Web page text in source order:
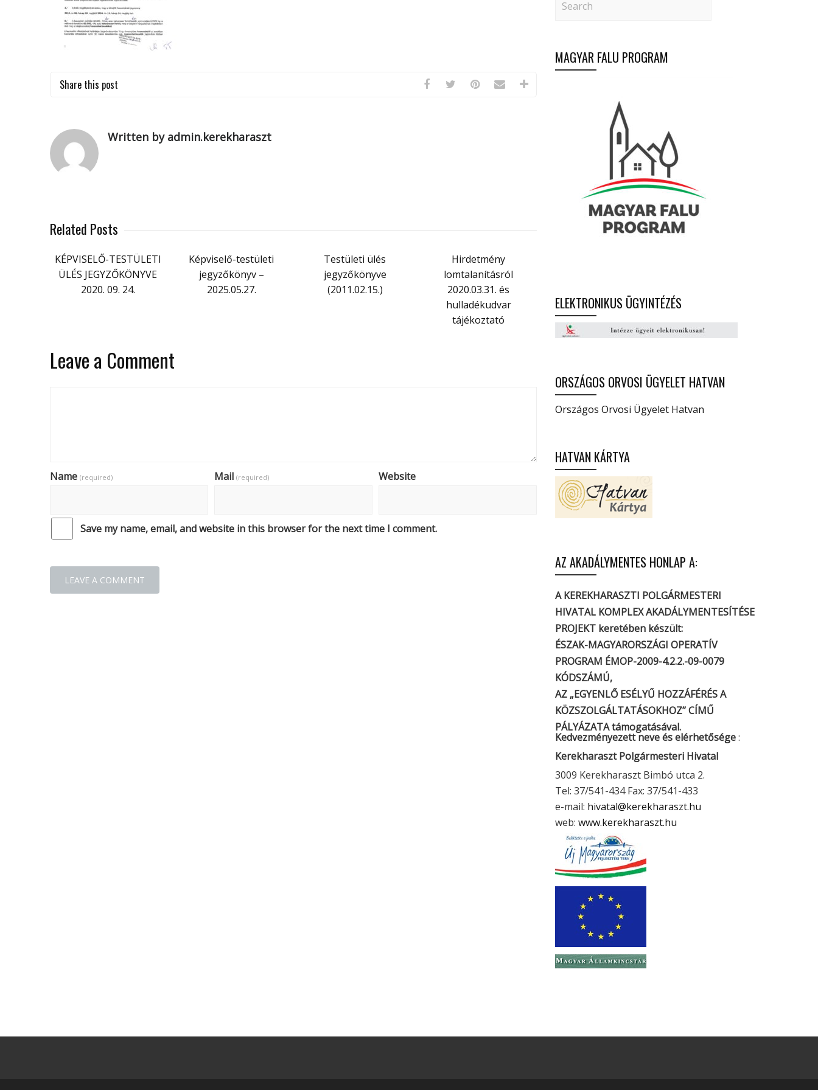
Share this post
Written by admin.kerekharaszt
Related Posts
KÉPVISELŐ-TESTÜLETI
ÜLÉS JEGYZŐKÖNYVE
2020. 09. 24.
Képviselő-testületi
jegyzőkönyv –
2025.05.27.
Testületi ülés
jegyzőkönyve
(2011.02.15.)
Hirdetmény
lomtalanításról
2020.03.31. és
hulladékudvar
tájékoztató
Leave a Comment
Name (required) Mail (required) Website
Save my name, email, and website in this browser for the next time I comment.
MAGYAR FALU PROGRAM
ELEKTRONIKUS ÜGYINTÉZÉS
ORSZÁGOS ORVOSI ÜGYELET HATVAN
Országos Orvosi Ügyelet Hatvan
HATVAN KÁRTYA
AZ AKADÁLYMENTES HONLAP A:
A KEREKHARASZTI POLGÁRMESTERI
HIVATAL KOMPLEX AKADÁLYMENTESÍTÉSE
PROJEKT keretében készült:
ÉSZAK-MAGYARORSZÁGI OPERATÍV
PROGRAM ÉMOP-2009-4.2.2.-09-0079
KÓDSZÁMÚ,
AZ „EGYENLŐ ESÉLYŰ HOZZÁFÉRÉS A
KÖZSZOLGÁLTATÁSOKHOZ” CÍMŰ
PÁLYÁZATA támogatásával.
Kedvezményezett neve és elérhetősége:
Kerekharaszt Polgármesteri Hivatal
3009 Kerekharaszt Bimbó utca 2.
Tel: 37/541-434 Fax: 37/541-433
e-mail: hivatal@kerekharaszt.hu
web: www.kerekharaszt.hu